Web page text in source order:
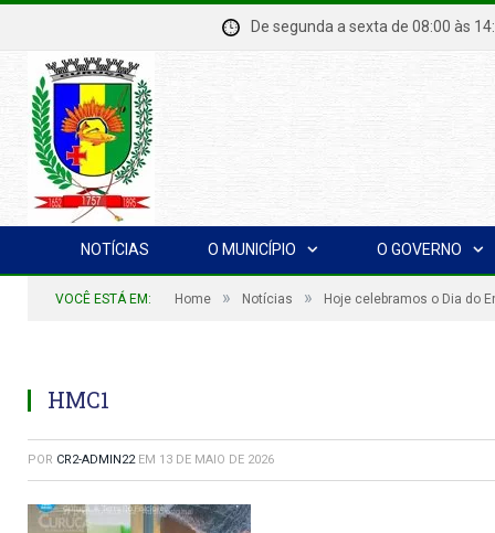
De segunda a sexta de 08:00
NOTÍCIAS O MUNICÍPIO O GOVERNO
VOCÊ ESTÁ EM: Home » Notícias » Hoje celebramos o Dia do
HMC1
POR CR2-ADMIN22 EM 13 DE MAIO DE 2026